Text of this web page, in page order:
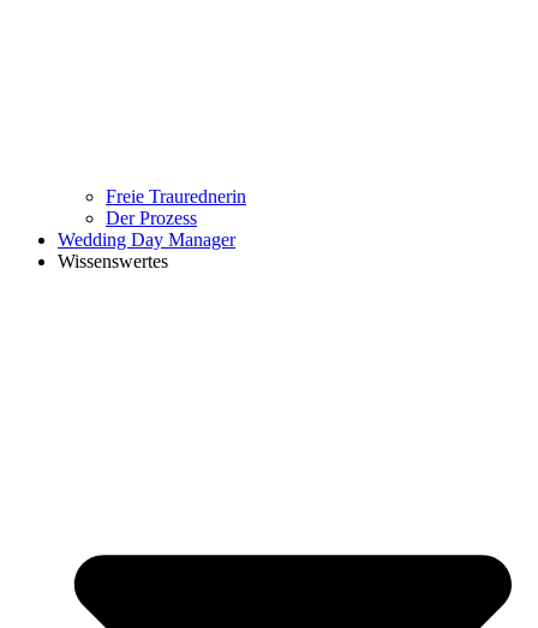
Freie Traurednerin
Der Prozess
Wedding Day Manager
Wissenswertes